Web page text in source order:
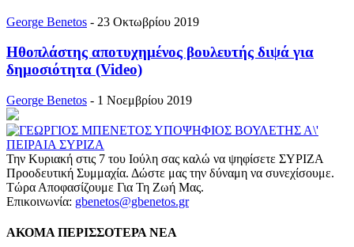
George Benetos - 23 Οκτωβρίου 2019
Ηθοπλάστης αποτυχημένος βουλευτής διψά για
δημοσιότητα (Video)
George Benetos - 1 Νοεμβρίου 2019
Την Κυριακή στις 7 του Ιούλη σας καλώ να ψηφίσετε ΣΥΡΙΖΑ
Προοδευτική Συμμαχία. Δώστε μας την δύναμη να συνεχίσουμε.
Τώρα Αποφασίζουμε Για Τη Ζωή Μας.
Επικοινωνία: gbenetos@gbenetos.gr
ΑΚΟΜΑ ΠΕΡΙΣΣΟΤΕΡΑ ΝΕΑ